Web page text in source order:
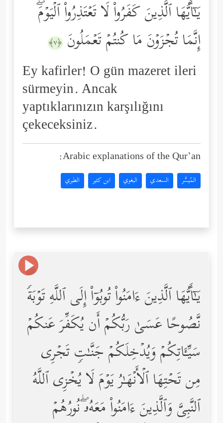
یَـٰۤأَیُّهَا ٱلَّذِینَ كَفَرُواْ لَا تَعۡتَذِرُواْ ٱلۡیَوۡمَۖ
إِنَّمَا تُجۡزَوۡنَ مَا كُنتُمۡ تَعۡمَلُونَ ﴿٧﴾
Ey kafirler! O gün mazeret ileri
sürmeyin. Ancak
yaptıklarınızın karşılığını
çekeceksiniz.
Arabic explanations of the Qur’an:
المُيسَّر السعدي البغوي ابن كثير الطبري
یَـٰۤأَیُّهَا ٱلَّذِینَ ءَامَنُواْ تُوبُوۤاْ إِلَى ٱللَّهِ تَوۡبَةࣰ
نَّصُوحًا عَسَىٰ رَبُّكُمۡ أَن یُكَفِّرَ عَنكُمۡ
سَیِّـَٔاتِكُمۡ وَیُدۡخِلَكُمۡ جَنَّـٰتࣲ تَجۡرِی
مِن تَحۡتِهَا ٱلۡأَنۡهَـٰرُ یَوۡمَ لَا یُخۡزِی ٱللَّهُ
ٱلنَّبِیَّ وَٱلَّذِینَ ءَامَنُواْ مَعَهُۥۖ نُورُهُمۡ